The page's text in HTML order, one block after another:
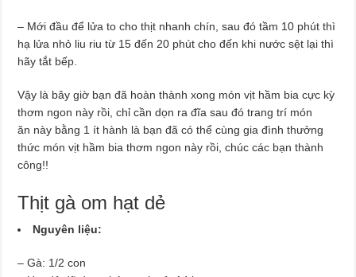
– Mới đầu để lửa to cho thịt nhanh chín, sau đó tầm 10 phút thì
hạ lửa nhỏ liu riu từ 15 đến 20 phút cho đến khi nước sệt lại thì
hãy tắt bếp.
Vậy là bây giờ bạn đã hoàn thành xong món vịt hầm bia cực kỳ
thơm ngon này rồi, chỉ cần dọn ra đĩa sau đó trang trí món
ăn này bằng 1 ít hành là bạn đã có thể cùng gia đình thưởng
thức món vịt hầm bia thơm ngon này rồi, chúc các bạn thành
công!!
Thịt gà om hạt dẻ
Nguyên liệu:
– Gà: 1/2 con